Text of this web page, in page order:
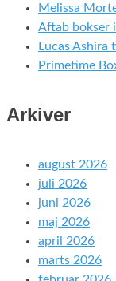
Melissa
Aftab bokser
Lucas Ashira
Primetime
Arkiver
august 2026
juli 2026
juni 2026
maj 2026
april 2026
marts 2026